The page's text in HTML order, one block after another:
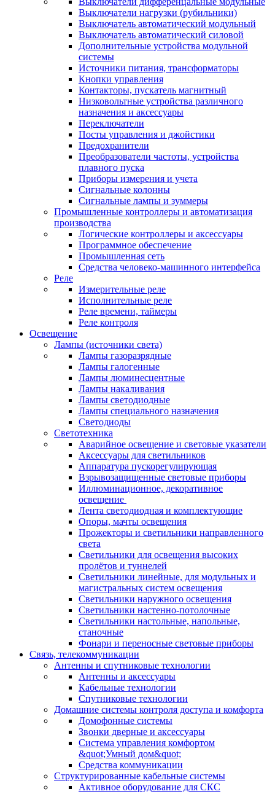
Выключатели нагрузки (рубильники)
Выключатель автоматический модульный
Выключатель автоматический силовой
Дополнительные устройства модульной
системы
Источники питания, трансформаторы
Кнопки управления
Контакторы, пускатель магнитный
Низковольтные устройства различного
назначения и аксессуары
Переключатели
Посты управления и джойстики
Предохранители
Преобразователи частоты, устройства
плавного пуска
Приборы измерения и учета
Сигнальные колонны
Сигнальные лампы и зуммеры
Промышленные контроллеры и автоматизация
производства
Логические контроллеры и аксессуары
Программное обеспечение
Промышленная сеть
Средства человеко-машинного интерфейса
Реле
Измерительные реле
Исполнительные реле
Реле времени, таймеры
Реле контроля
Освещение
Лампы (источники света)
Лампы газоразрядные
Лампы галогенные
Лампы люминесцентные
Лампы накаливания
Лампы светодиодные
Лампы специального назначения
Светодиоды
Светотехника
Аварийное освещение и световые указатели
Аксессуары для светильников
Аппаратура пускорегулирующая
Взрывозащищенные световые приборы
Иллюминационное, декоративное
освещение
Лента светодиодная и комплектующие
Опоры, мачты освещения
Прожекторы и светильники направленного
света
Светильники для освещения высоких
пролётов и туннелей
Светильники линейные, для модульных и
магистральных систем освещения
Светильники наружного освещения
Светильники настенно-потолочные
Светильники настольные, напольные,
станочные
Фонари и переносные световые приборы
Связь, телекоммуникации
Антенны и спутниковые технологии
Антенны и аксессуары
Кабельные технологии
Спутниковые технологии
Домашние системы контроля доступа и комфорта
Домофонные системы
Звонки дверные и аксессуары
Система управления комфортом
&quot;Умный дом&quot;
Средства коммуникации
Структурированные кабельные системы
Активное оборудование для СКС